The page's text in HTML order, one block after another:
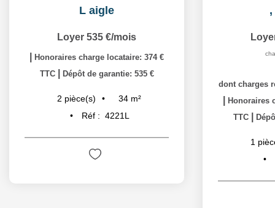
L aigle
Loyer 535 €/mois
Honoraires charge locataire: 374 €
TTC
Dépôt de garantie: 535 €
2 pièce(s) 34 m²
Réf : 4221L
,
dont charges
Honoraires
TTC
1